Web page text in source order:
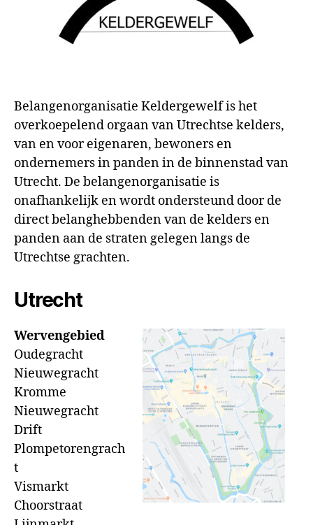
Belangenorganisatie Keldergewelf is het
overkoepelend orgaan van Utrechtse kelders,
van en voor eigenaren, bewoners en
ondernemers in panden in de binnenstad van
Utrecht. De belangenorganisatie is
onafhankelijk en wordt ondersteund door de
direct belanghebbenden van de kelders en
panden aan de straten gelegen langs de
Utrechtse grachten.
Utrecht
Wervengebied
Oudegracht
Nieuwegracht
Kromme
Nieuwegracht
Drift
Plompetorengrach
t
Vismarkt
Choorstraat